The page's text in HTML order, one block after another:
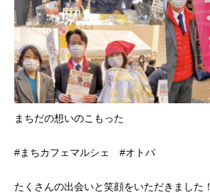
まちだの想いのこもった
#まちカフェマルシェ #オトパ
たくさんの出会いと笑顔をいただきました！